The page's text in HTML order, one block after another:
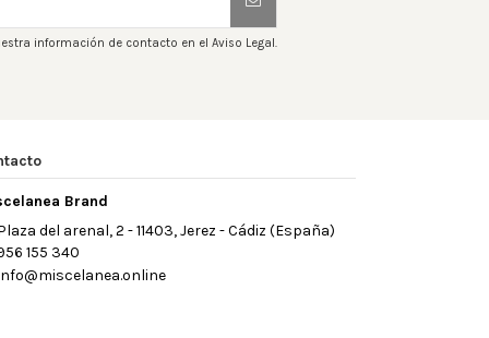
información de contacto en el Aviso Legal.
Brand
del arenal, 2 - 11403, Jerez - Cádiz (España)
155 340